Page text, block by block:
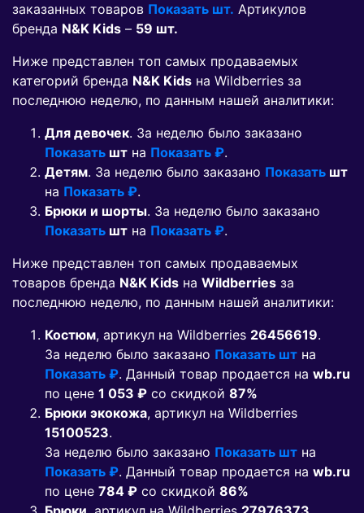
заказанных товаров Показать шт. Артикулов
бренда N&K Kids – 59 шт.
Ниже представлен топ самых продаваемых
категорий бренда N&K Kids на Wildberries за
последнюю неделю, по данным нашей аналитики:
Для девочек. За неделю было заказано
Показать шт на Показать ₽.
Детям. За неделю было заказано Показать шт
на Показать ₽.
Брюки и шорты. За неделю было заказано
Показать шт на Показать ₽.
Ниже представлен топ самых продаваемых
товаров бренда N&K Kids на Wildberries за
последнюю неделю, по данным нашей аналитики:
Костюм, артикул на Wildberries 26456619.
За неделю было заказано Показать шт на
Показать ₽. Данный товар продается на wb.ru
по цене 1 053 ₽ co скидкой 87%
Брюки экокожа, артикул на Wildberries
15100523.
За неделю было заказано Показать шт на
Показать ₽. Данный товар продается на wb.ru
по цене 784 ₽ co скидкой 86%